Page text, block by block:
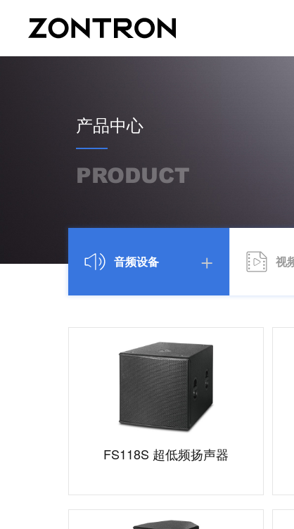
产品中心
PRODUCT
音频设备 视
FS118S 超低频扬声器